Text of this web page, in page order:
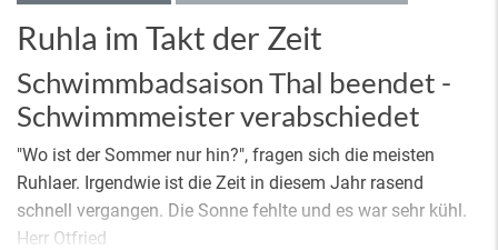
Ruhla im Takt der Zeit
Schwimmbadsaison Thal beendet -
Schwimmmeister verabschiedet
"Wo ist der Sommer nur hin?", fragen sich die meisten
Ruhlaer. Irgendwie ist die Zeit in diesem Jahr rasend
schnell vergangen. Die Sonne fehlte und es war sehr kühl.
Herr Otfried